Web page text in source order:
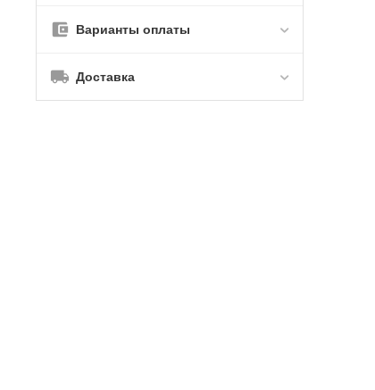
Варианты оплаты
Доставка